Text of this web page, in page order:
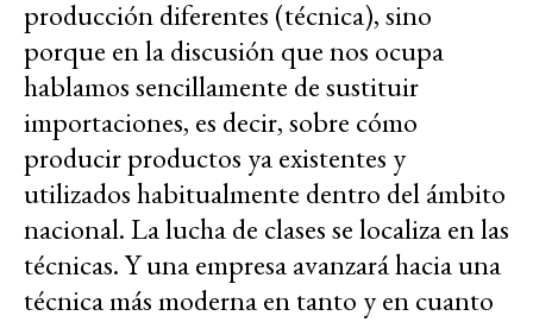
producción diferentes (técnica), sino
porque en la discusión que nos ocupa
hablamos sencillamente de sustituir
importaciones, es decir, sobre cómo
producir productos ya existentes y
utilizados habitualmente dentro del ámbito
nacional. La lucha de clases se localiza en las
técnicas. Y una empresa avanzará hacia una
técnica más moderna en tanto y en cuanto